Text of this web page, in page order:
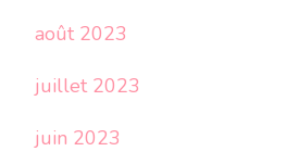
août 2023
juillet 2023
juin 2023